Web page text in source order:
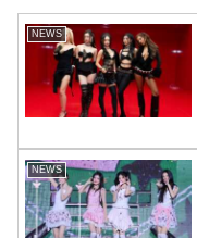
NEWS
NEWS